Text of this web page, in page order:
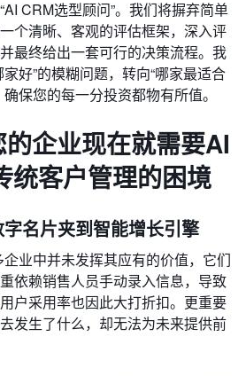
CRM选型顾问”。我们将摒弃简单
个清晰、客观的评估框架，深入评
最终给出一套可行的决策流程。我
好”的模糊问题，转向“哪家最适合
保您的每一分投资都物有所值。
企业现在就需要AI
统客户管理的困境
名片夹到智能增长引擎
业中并未发挥其应有的价值，它们
依赖销售人员手动录入信息，导致
户采用率也因此大打折扣。更重要
发生了什么，却无法为未来提供前